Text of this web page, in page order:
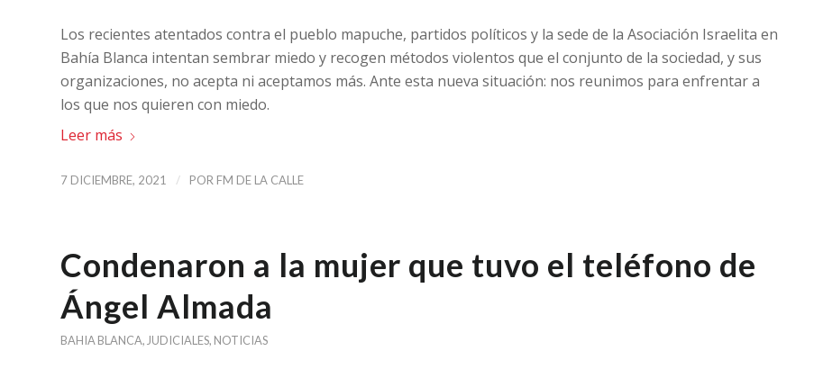
Los recientes atentados contra el pueblo mapuche, partidos políticos y la sede de la Asociación Israelita en
Bahía Blanca intentan sembrar miedo y recogen métodos violentos que el conjunto de la sociedad, y sus
organizaciones, no acepta ni aceptamos más. Ante esta nueva situación: nos reunimos para enfrentar a
los que nos quieren con miedo.
Leer más
7 DICIEMBRE, 2021 / POR FM DE LA CALLE
Condenaron a la mujer que tuvo el teléfono de
Ángel Almada
BAHIA BLANCA, JUDICIALES, NOTICIAS